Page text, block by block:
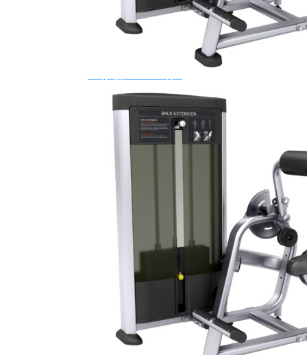
Máy khối đa năng
Robot
Ghế Tập Đa Năng
Giàn Tạ Đa Năng
Ghế Tập Bụng
Ghế Tập Tạ
Dụng Cụ Tập Thể Lực
Tạ & Đòn tạ
Thiết Bị Massage
Ghế Massage
Dụng cụ Massage
Cardio Spirit
Máy chạy bộ Spirit
Xe đạp tập Spirit
Xe đạp ngồi có tựa lưng Spirit
Máy trượt tuyết Spirit
Máy chèo thuyền Spirit
Máy tập phục hồi chức năng Spirit
Strength Spirit
SP3 Serie Strength Spirit
SP4 Serie Strength Spirit